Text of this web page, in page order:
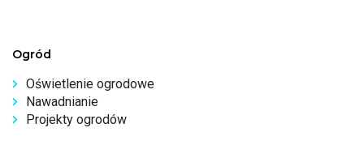
Ogród
Oświetlenie ogrodowe
Nawadnianie
Projekty ogrodów